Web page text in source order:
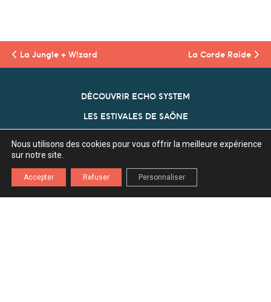
La Jungle + W!zard La Corde Raide
DÉCOUVRIR ECHO SYSTEM
LES ESTIVALES DE SAÔNE
Association Echo System
Nous utilisons des cookies pour vous offrir la meilleure expérience
sur notre site.
Accepter Refuser Personnaliser